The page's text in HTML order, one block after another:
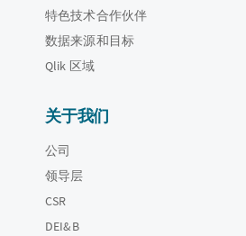
特色技术合作伙伴
数据来源和目标
Qlik 区域
关于我们
公司
领导层
CSR
DEI&B